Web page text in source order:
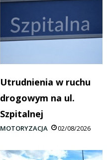
Utrudnienia w ruchu
drogowym na ul.
Szpitalnej
MOTORYZACJA 02/08/2026